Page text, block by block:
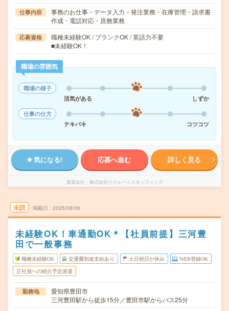
仕事内容
事務のお仕事・データ入力・発注業務・在庫管理・請求書
作成・電話対応・庶務業務
応募資格
職種未経験OK / ブランクOK / 英語力不要
■未経験OK！
職場の雰囲気
職場の様子
活気がある
しずか
仕事の仕方
テキパキ
コツコツ
気になる! 応募へ進む 詳しく見る
派遣会社 株式会社リクルートスタッフィング
未読 掲載日 2026/08/06
未経験OK！車通勤OK＊【社員前提】三河豊
田で一般事務
職種未経験OK 交通費別途支給あり 土日祝日が休み WEB登録OK
正社員への紹介予定派遣
勤務地
愛知県豊田市
三河豊田駅から徒歩15分／豊田市駅からバス25分